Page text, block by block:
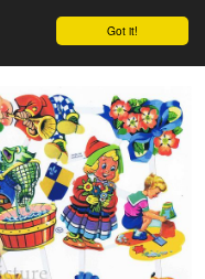
Got it!